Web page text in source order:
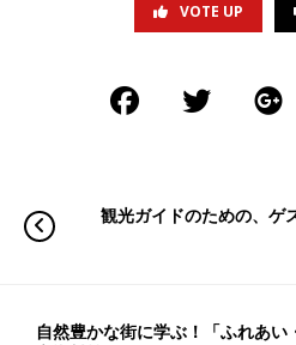
VOTE UP
観光ガイドのための、ゲ
自然豊かな街に学ぶ！「ふれあい